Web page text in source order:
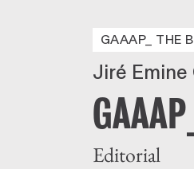
GAAAP_ THE
Jiré Emine
Editorial